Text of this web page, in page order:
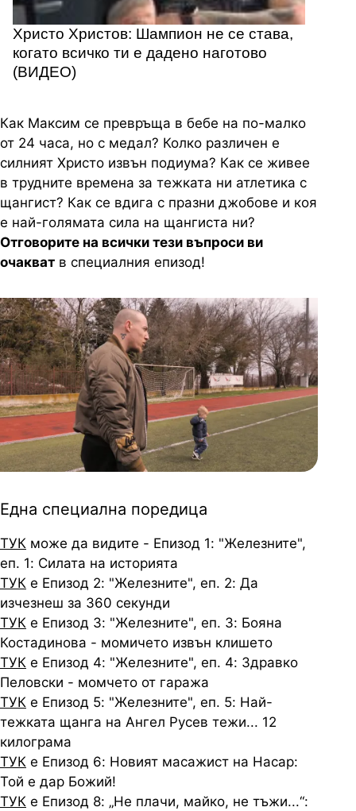
Христо Христов: Шампион не се става,
когато всичко ти е дадено наготово
(ВИДЕО)
Как Максим се превръща в бебе на по-малко
от 24 часа, но с медал? Колко различен е
силният Христо извън подиума? Как се живее
в трудните времена за тежката ни атлетика с
щангист? Как се вдига с празни джобове и коя
е най-голямата сила на щангиста ни?
Отговорите на всички тези въпроси ви
очакват в специалния епизод!
Една специална поредица
ТУК може да видите - Епизод 1: "Железните",
еп. 1: Силата на историята
ТУК е Епизод 2: "Железните", еп. 2: Да
изчезнеш за 360 секунди
ТУК е Епизод 3: "Железните", еп. 3: Бояна
Костадинова - момичето извън клишето
ТУК е Епизод 4: "Железните", еп. 4: Здравко
Пеловски - момчето от гаража
ТУК е Епизод 5: "Железните", еп. 5: Най-
тежката щанга на Ангел Русев тежи... 12
килограма
ТУК е Епизод 6: Новият масажист на Насар:
Той е дар Божий!
ТУК е Епизод 8: „Не плачи, майко, не тъжи...“: